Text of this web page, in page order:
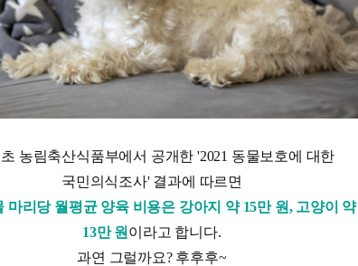
농림축산식품부에서 공개한 '2021 동물보호에 대한
국민의식조사' 결과에 따르면
마리당 월평균 양육 비용은 강아지 약 15만 원, 고양이 약
13만 원 이라고 합니다.
과연 그럴까요? 후후후~